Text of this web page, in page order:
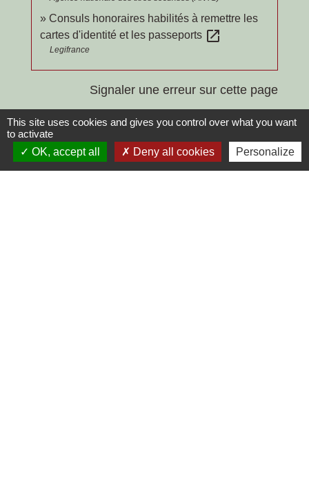
Consuls honoraires habilités à remettre les
cartes d'identité et les passeports open_in_new
Legifrance
Signaler une erreur sur cette page
This site uses cookies and gives you control over what you want
to activate
OK, accept all
Deny all cookies Personalize